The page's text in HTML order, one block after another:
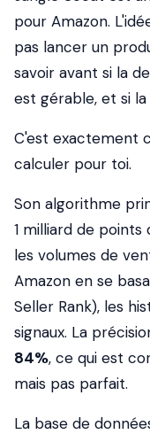
pour Amazon.
pas lancer un
savoir avant si la
est gérable, et si
C'est exactement
calculer pour toi.
Son algorithme
1 milliard de points
les volumes de
Amazon en se
Seller Rank), les
signaux. La
84%, ce qui est
mais pas parfait.
La base de